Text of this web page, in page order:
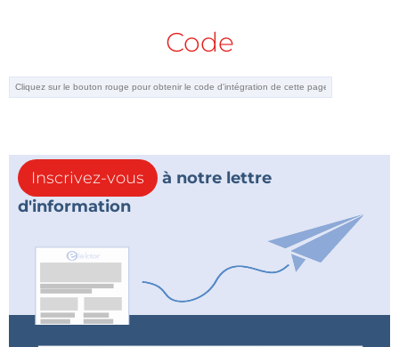
Code
Inscrivez-vous
à notre lettre
d'information